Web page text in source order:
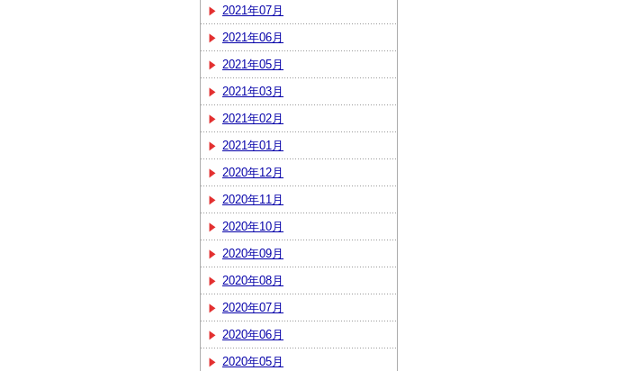
2021年07月
2021年06月
2021年05月
2021年03月
2021年02月
2021年01月
2020年12月
2020年11月
2020年10月
2020年09月
2020年08月
2020年07月
2020年06月
2020年05月